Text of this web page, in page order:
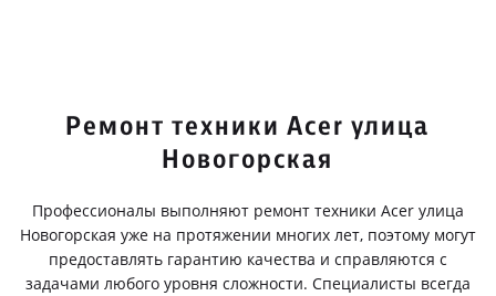
Ремонт техники Acer улица
Новогорская
Профессионалы выполняют ремонт техники Acer улица
Новогорская уже на протяжении многих лет, поэтому могут
предоставлять гарантию качества и справляются с
задачами любого уровня сложности. Специалисты всегда